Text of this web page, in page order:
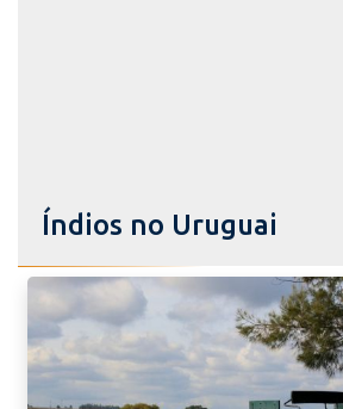
Índios no Uruguai